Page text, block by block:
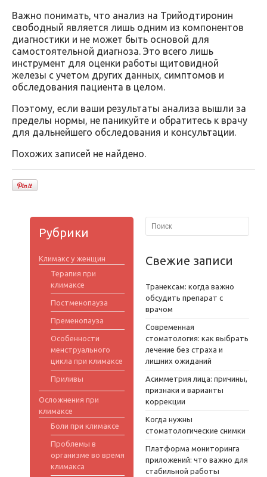
Важно понимать, что анализ на Трийодтиронин
свободный является лишь одним из компонентов
диагностики и не может быть основой для
самостоятельной диагноза. Это всего лишь
инструмент для оценки работы щитовидной
железы с учетом других данных, симптомов и
обследования пациента в целом.
Поэтому, если ваши результаты анализа вышли за
пределы нормы, не паникуйте и обратитесь к врачу
для дальнейшего обследования и консультации.
Похожих записей не найдено.
Рубрики
Климакс у женщин
Терапия при
климаксе
Постменопауза
Пременопауза
Особенности
менструального
цикла при климаксе
Приливы
Осложнения при
климаксе
Боли при климаксе
Проблемы в
организме во время
климакса
Свежие записи
Транексам: когда важно
обсудить препарат с
врачом
Современная
стоматология: как выбрать
лечение без страха и
лишних ожиданий
Асимметрия лица: причины,
признаки и варианты
коррекции
Когда нужны
стоматологические снимки
Платформа мониторинга
приложений: что важно для
стабильной работы